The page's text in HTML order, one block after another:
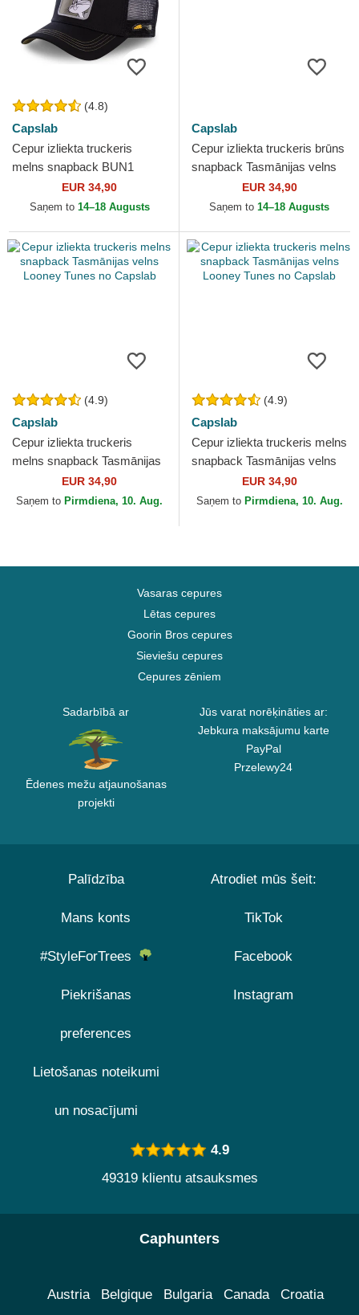
(4.8)
Capslab
Cepur izliekta truckeris
melns snapback BUN1
Bakss Bannijs Looney Tunes
no Capslab
EUR 34,90
Saņem to 14–18 Augusts
Capslab
Cepur izliekta truckeris brūns
snapback Tasmānijas velns
Looney Tunes no Capslab
EUR 34,90
Saņem to 14–18 Augusts
(4.9)
Capslab
Cepur izliekta truckeris
melns snapback Tasmānijas
velns Looney Tunes no
Capslab
EUR 34,90
Saņem to Pirmdiena, 10. Aug.
(4.9)
Capslab
Cepur izliekta truckeris melns
snapback Tasmānijas velns
Looney Tunes no Capslab
EUR 34,90
Saņem to Pirmdiena, 10. Aug.
Vasaras cepures
Lētas cepures
Goorin Bros cepures
Sieviešu cepures
Cepures zēniem
Sadarbībā ar
Ēdenes mežu atjaunošanas
projekti
Jūs varat norēķināties ar:
Jebkura maksājumu karte
PayPal
Przelewy24
Palīdzība
Mans konts
#StyleForTrees
Piekrišanas
preferences
Lietošanas noteikumi
un nosacījumi
Atrodiet mūs šeit:
TikTok
Facebook
Instagram
4.9
49319 klientu atsauksmes
Caphunters
Austria Belgique Bulgaria Canada Croatia